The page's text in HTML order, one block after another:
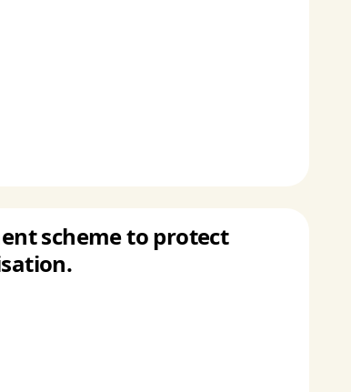
scheme to protect